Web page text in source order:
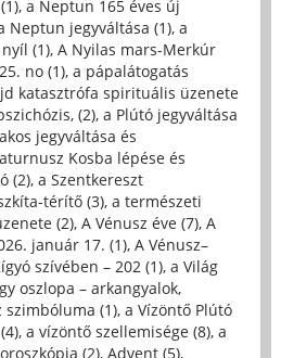
, a Neptun 165 éves új
Neptun jegyváltása (1), a
(1), A Nyilas mars-Merkúr
no (1), a pápalátogatás
katasztrófa spirituális üzenete
(2), a Plútó jegyváltása
jegyváltása és
Kosba lépése és
(2), a Szentkereszt
térítő (3), a természeti
(2), A Vénusz éve (7), A
január 17. (1), A Vénusz–
szívében – 202 (1), a Világ
oszlopa – arkangyalok,
szimbóluma (1), a Vízöntő Plútó
, a vízöntő szellemisége (8), a
(2), Advent (5),